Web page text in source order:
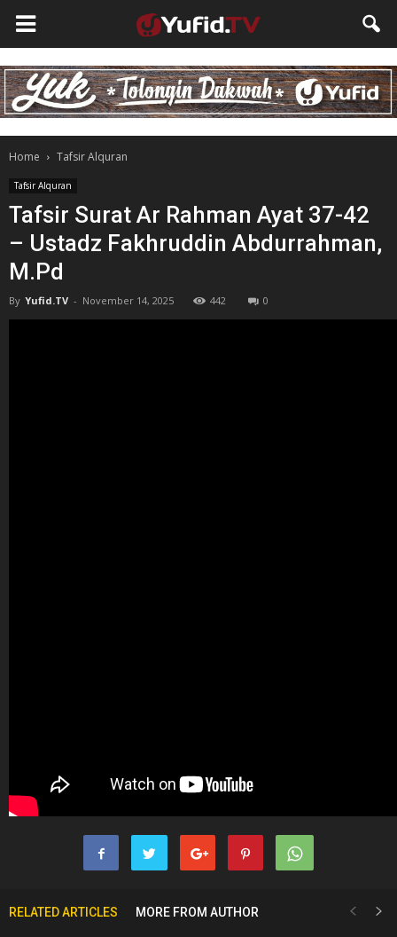
Home Tafsir Alquran
Tafsir Alquran
Tafsir Surat Ar Rahman Ayat 37-42
– Ustadz Fakhruddin Abdurrahman,
M.Pd
By Yufid.TV - November 14, 2025 442 0
RELATED ARTICLES MORE FROM AUTHOR